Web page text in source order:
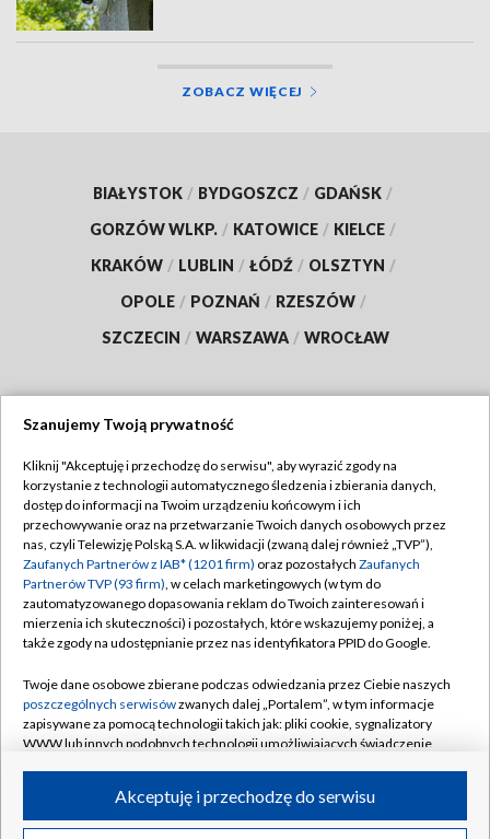
ZOBACZ WIĘCEJ
BIAŁYSTOK / BYDGOSZCZ / GDAŃSK /
GORZÓW WLKP. / KATOWICE / KIELCE /
KRAKÓW / LUBLIN / ŁÓDŹ / OLSZTYN /
OPOLE / POZNAŃ / RZESZÓW /
SZCZECIN / WARSZAWA / WROCŁAW
TVP
Abonament TVP
Emisja w TVP
Centrum informacji TVP
Naziemna Telewizja Cyfrowa
Rada Programowa
System NOS
Informacje o nadawcy
Program dla prasy
Regulamin TVP
Polityka prywatności
Moje zgody
Pomoc
Kontakt
Kanały
©2026 Telewizja Polska S.A. w likwidacji
Szanujemy Twoją prywatność
Kliknij "Akceptuję i przechodzę do serwisu", aby wyrazić zgody na
korzystanie z technologii automatycznego śledzenia i zbierania danych,
dostęp do informacji na Twoim urządzeniu końcowym i ich
przechowywanie oraz na przetwarzanie Twoich danych osobowych przez
nas, czyli Telewizję Polską S.A. w likwidacji (zwaną dalej również „TVP”),
Zaufanych Partnerów z IAB* (1201 firm) oraz pozostałych Zaufanych
Partnerów TVP (93 firm), w celach marketingowych (w tym do
zautomatyzowanego dopasowania reklam do Twoich zainteresowań i
mierzenia ich skuteczności) i pozostałych, które wskazujemy poniżej, a
także zgody na udostępnianie przez nas identyfikatora PPID do Google.
Twoje dane osobowe zbierane podczas odwiedzania przez Ciebie naszych
poszczególnych serwisówzwanych dalej „Portalem”, w tym informacje
zapisywane za pomocą technologii takich jak: pliki cookie, sygnalizatory
WWW lub innych podobnych technologii umożliwiających świadczenie
ruchu w Internecie.Akceptuję i przechodzę do serwisu